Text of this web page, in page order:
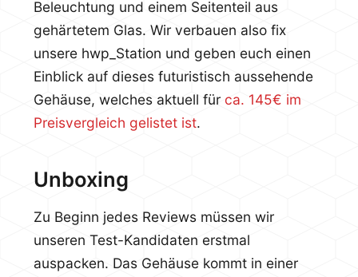
Beleuchtung und einem Seitenteil aus
gehärtetem Glas. Wir verbauen also fix
unsere hwp_Station und geben euch einen
Einblick auf dieses futuristisch aussehende
Gehäuse, welches aktuell für ca. 145€ im
Preisvergleich gelistet ist.
Unboxing
Zu Beginn jedes Reviews müssen wir
unseren Test-Kandidaten erstmal
auspacken. Das Gehäuse kommt in einer